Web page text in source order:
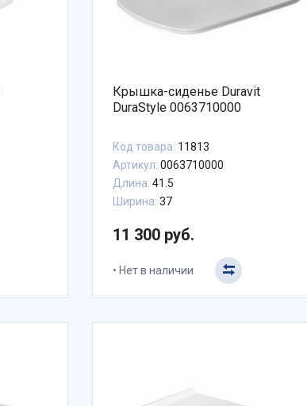
Крышка-сиденье Duravit
DuraStyle 0063710000
Код товара: 11813
Артикул: 0063710000
Длина: 41.5
Ширина: 37
11 300 руб.
Нет в наличии